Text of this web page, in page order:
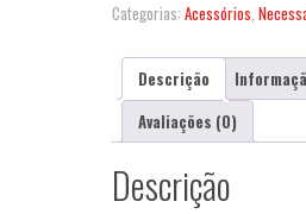
Categorias: Acessórios,
Descrição
Avaliações (0)
Descrição